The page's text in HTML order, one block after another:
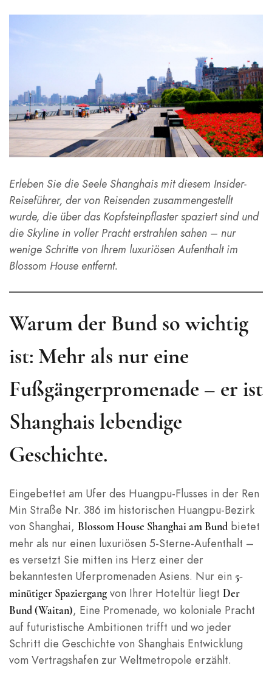
Erleben Sie die Seele Shanghais mit diesem Insider-
Reiseführer, der von Reisenden zusammengestellt
wurde, die über das Kopfsteinpflaster spaziert sind und
die Skyline in voller Pracht erstrahlen sahen – nur
wenige Schritte von Ihrem luxuriösen Aufenthalt im
Blossom House entfernt.
Warum der Bund so wichtig
ist: Mehr als nur eine
Fußgängerpromenade – er ist
Shanghais lebendige
Geschichte.
Eingebettet am Ufer des Huangpu-Flusses in der Ren
Min Straße Nr. 386 im historischen Huangpu-Bezirk
von Shanghai, Blossom House Shanghai am Bund bietet
mehr als nur einen luxuriösen 5-Sterne-Aufenthalt –
es versetzt Sie mitten ins Herz einer der
bekanntesten Uferpromenaden Asiens. Nur ein 5-
minütiger Spaziergang von Ihrer Hoteltür liegt Der
Bund (Waitan), Eine Promenade, wo koloniale Pracht
auf futuristische Ambitionen trifft und wo jeder
Schritt die Geschichte von Shanghais Entwicklung
vom Vertragshafen zur Weltmetropole erzählt.